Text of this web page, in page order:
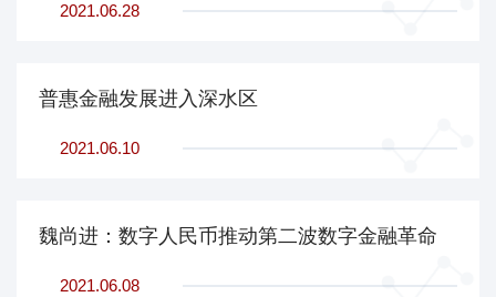
2021.06.28
普惠金融发展进入深水区
2021.06.10
魏尚进：数字人民币推动第二波数字金融革命
2021.06.08